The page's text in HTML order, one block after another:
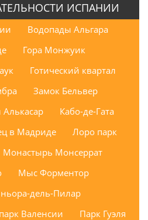
ИСПАНИИ
Водопады Альгара
Гора Монжуик
Готический квартал
Замок Бельвер
Кабо-де-Гата
в Мадриде
Лоро парк
Монастырь Монсеррат
Мыс Форментор
дель-Пилар
Валенсии
Парк Гуэля